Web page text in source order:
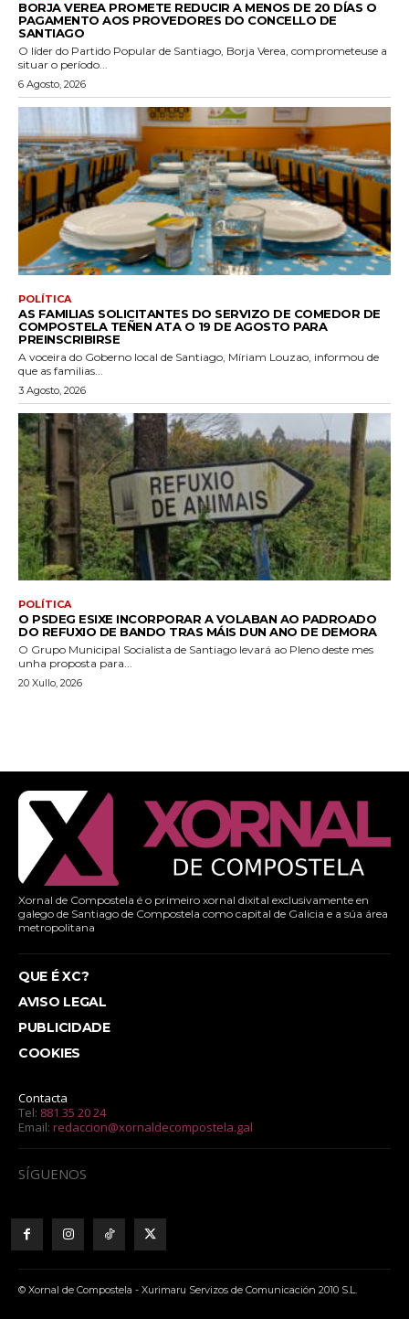
BORJA VEREA PROMETE REDUCIR A MENOS DE 20 DÍAS O
PAGAMENTO AOS PROVEDORES DO CONCELLO DE
SANTIAGO
O líder do Partido Popular de Santiago, Borja Verea, comprometeuse a
situar o período...
6 Agosto, 2026
POLÍTICA
AS FAMILIAS SOLICITANTES DO SERVIZO DE COMEDOR DE
COMPOSTELA TEÑEN ATA O 19 DE AGOSTO PARA
PREINSCRIBIRSE
A voceira do Goberno local de Santiago, Míriam Louzao, informou de
que as familias...
3 Agosto, 2026
POLÍTICA
O PSDEG ESIXE INCORPORAR A VOLABAN AO PADROADO
DO REFUXIO DE BANDO TRAS MÁIS DUN ANO DE DEMORA
O Grupo Municipal Socialista de Santiago levará ao Pleno deste mes
unha proposta para...
20 Xullo, 2026
Xornal de Compostela é o primeiro xornal dixital exclusivamente en
galego de Santiago de Compostela como capital de Galicia e a súa área
metropolitana
QUE É XC?
AVISO LEGAL
PUBLICIDADE
COOKIES
Contacta
Tel: 881 35 20 24
Email: redaccion@xornaldecompostela.gal
SÍGUENOS
© Xornal de Compostela - Xurimaru Servizos de Comunicación 2010 S.L.